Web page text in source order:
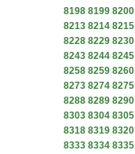
8198 8199 8200
8213 8214 8215
8228 8229 8230
8243 8244 8245
8258 8259 8260
8273 8274 8275
8288 8289 8290
8303 8304 8305
8318 8319 8320
8333 8334 8335